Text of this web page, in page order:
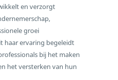
en verzorgt
groei
haar ervaring begeleidt
bij het maken
het versterken van hun